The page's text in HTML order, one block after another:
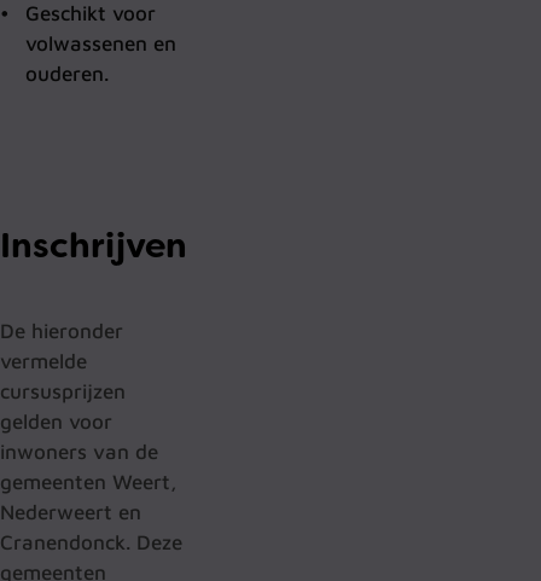
Geschikt voor
volwassenen en
ouderen.
Inschrijven
De hieronder
vermelde
cursusprijzen
gelden voor
inwoners van de
gemeenten Weert,
Nederweert en
Cranendonck. Deze
gemeenten